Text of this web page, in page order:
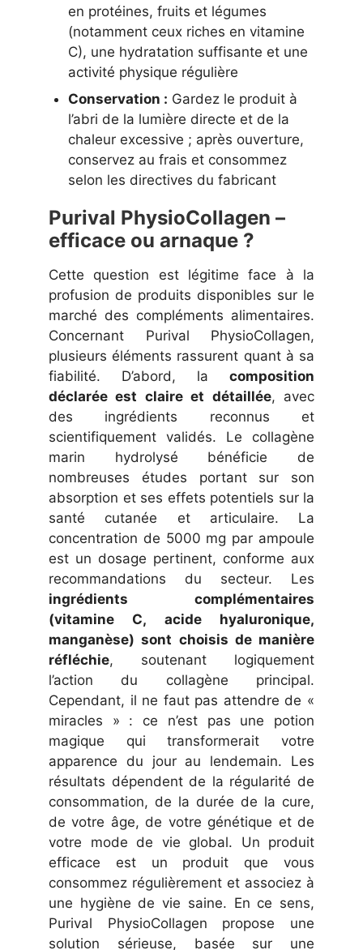
en protéines, fruits et légumes
(notamment ceux riches en vitamine
C), une hydratation suffisante et une
activité physique régulière
Conservation : Gardez le produit à
l’abri de la lumière directe et de la
chaleur excessive ; après ouverture,
conservez au frais et consommez
selon les directives du fabricant
Purival PhysioCollagen –
efficace ou arnaque ?
Cette question est légitime face à la
profusion de produits disponibles sur le
marché des compléments alimentaires.
Concernant Purival PhysioCollagen,
plusieurs éléments rassurent quant à sa
fiabilité. D’abord, la composition
déclarée est claire et détaillée, avec
des ingrédients reconnus et
scientifiquement validés. Le collagène
marin hydrolysé bénéficie de
nombreuses études portant sur son
absorption et ses effets potentiels sur la
santé cutanée et articulaire. La
concentration de 5000 mg par ampoule
est un dosage pertinent, conforme aux
recommandations du secteur. Les
ingrédients complémentaires
(vitamine C, acide hyaluronique,
manganèse) sont choisis de manière
réfléchie, soutenant logiquement
l’action du collagène principal.
Cependant, il ne faut pas attendre de «
miracles » : ce n’est pas une potion
magique qui transformerait votre
apparence du jour au lendemain. Les
résultats dépendent de la régularité de
consommation, de la durée de la cure,
de votre âge, de votre génétique et de
votre mode de vie global. Un produit
efficace est un produit que vous
consommez régulièrement et associez à
une hygiène de vie saine. En ce sens,
Purival PhysioCollagen propose une
solution sérieuse, basée sur une